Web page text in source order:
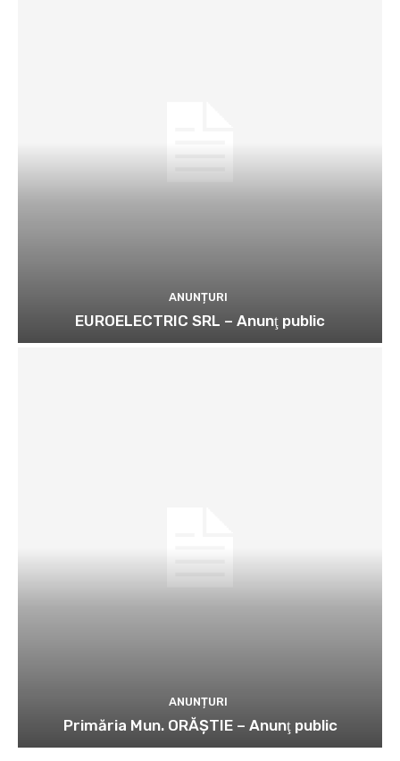
ANUNȚURI
EUROELECTRIC SRL – Anunţ public
ANUNȚURI
Primăria Mun. ORĂȘTIE – Anunţ public